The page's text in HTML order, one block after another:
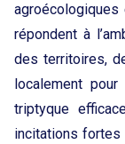
répondent à
des territoires,
localement
triptyque
incitations fortes